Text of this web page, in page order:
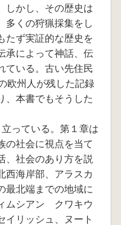
しかし、その歴史は
多くの狩猟採集をし
たず実証的な歴史を
承によって神話、伝
ている。古い先住民
欧州人が残した記録
、本書でもそうした
っている。第１章は
の社会に視点を当て
、社会のあり方を説
西海岸部、アラスカ
最北端までの地域に
ムシアン クワキウ
イリッシュ、ヌート